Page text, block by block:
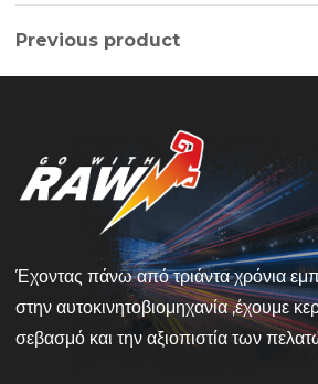
Previous product
Έχοντας πάνω από τριάντα χρόνια
στην αυτοκινητοβιομηχανία ,έχουμε
σεβασμό και την αξιοπιστία των